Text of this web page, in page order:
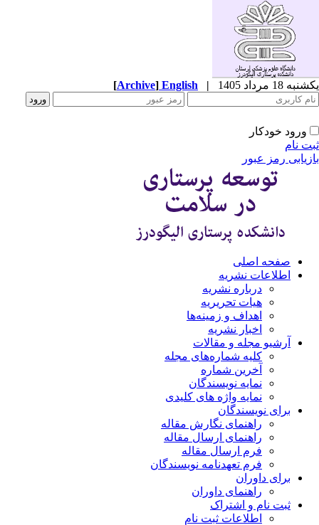
18 مرداد 1405 |
English
[Archive]
ورود خودکار
نام
رمز عبور
صفحه اصلی
اطلاعات نشریه
درباره نشریه
هیات تحریریه
اهداف و زمینه‌ها
اخبار نشریه
آرشیو مجله و مقالات
کلیه شماره‌های مجله
آخرین شماره
نمایه نویسندگان
نمایه واژه های کلیدی
برای نویسندگان
راهنمای نگارش مقاله
راهنمای ارسال مقاله
فرم ارسال مقاله
فرم تعهدنامه نویسندگان
برای داوران
راهنمای داوران
ثبت نام و اشتراک
اطلاعات ثبت نام